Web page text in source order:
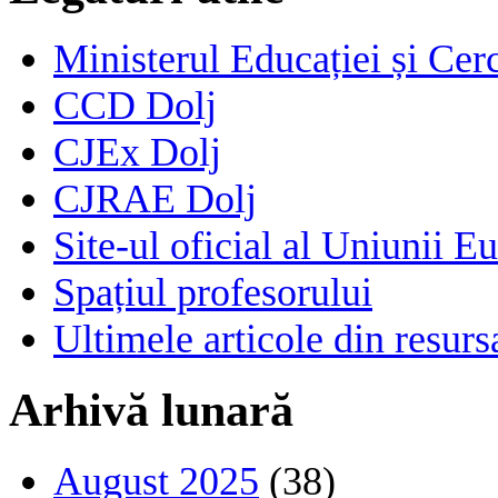
Ministerul Educației și
CCD Dolj
CJEx Dolj
CJRAE Dolj
Site-ul oficial al Uniunii
Spațiul profesorului
Ultimele articole din
Arhivă lunară
August 2025 (38)